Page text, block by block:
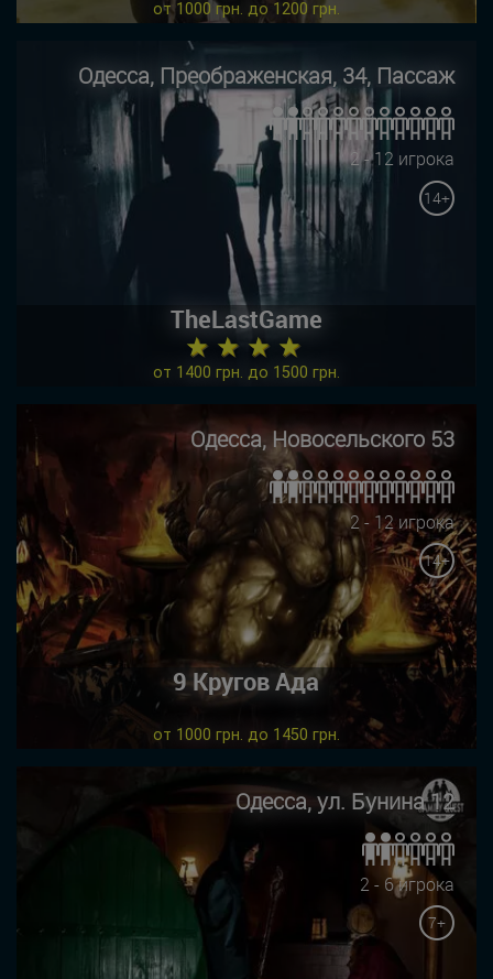
от 1000 грн. до 1200 грн.
Одесса, Преображенская, 34, Пассаж
2 - 12 игрока
14+
TheLastGame
★ ★ ★ ★
от 1400 грн. до 1500 грн.
Одесса, Новосельского 53
2 - 12 игрока
14+
9 Кругов Ада
от 1000 грн. до 1450 грн.
Одесса, ул. Бунина 12
2 - 6 игрока
7+